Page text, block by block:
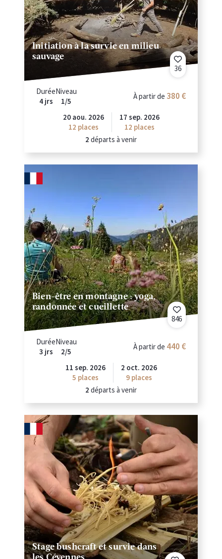
Initiation à la survie en milieu
sauvage
36
Durée
4 jrs
Niveau
1/5
À partir de 380 €
20 aou. 2026
12 places
17 sep. 2026
12 places
2 départs à venir
Bien-être en montagne : yoga,
randonnée et cueillette
846
Durée
3 jrs
Niveau
2/5
À partir de 440 €
11 sep. 2026
5 places
2 oct. 2026
9places
2 départs à venir
Stage bushcraft et survie dans